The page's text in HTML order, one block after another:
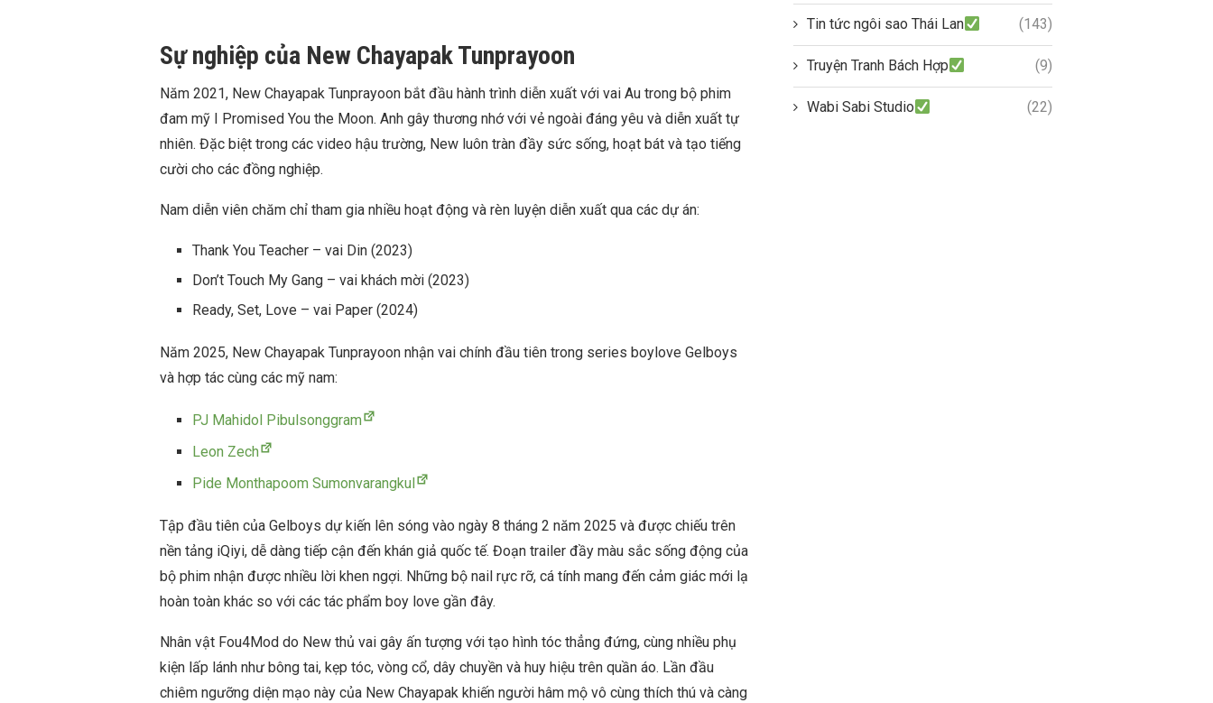
Sự nghiệp của New Chayapak Tunprayoon
Năm 2021, New Chayapak Tunprayoon bắt đầu hành trình diễn xuất với vai Au trong bộ phim
đam mỹ I Promised You the Moon. Anh gây thương nhớ với vẻ ngoài đáng yêu và diễn xuất tự
nhiên. Đặc biệt trong các video hậu trường, New luôn tràn đầy sức sống, hoạt bát và tạo tiếng
cười cho các đồng nghiệp.
Nam diễn viên chăm chỉ tham gia nhiều hoạt động và rèn luyện diễn xuất qua các dự án:
Thank You Teacher – vai Din (2023)
Don’t Touch My Gang – vai khách mời (2023)
Ready, Set, Love – vai Paper (2024)
Năm 2025, New Chayapak Tunprayoon nhận vai chính đầu tiên trong series boylove Gelboys
và hợp tác cùng các mỹ nam:
PJ Mahidol Pibulsonggram
Leon Zech
Pide Monthapoom Sumonvarangkul
Tập đầu tiên của Gelboys dự kiến lên sóng vào ngày 8 tháng 2 năm 2025 và được chiếu trên
nền tảng iQiyi, dễ dàng tiếp cận đến khán giả quốc tế. Đoạn trailer đầy màu sắc sống động của
bộ phim nhận được nhiều lời khen ngợi. Những bộ nail rực rỡ, cá tính mang đến cảm giác mới lạ
hoàn toàn khác so với các tác phẩm boy love gần đây.
Nhân vật Fou4Mod do New thủ vai gây ấn tượng với tạo hình tóc thẳng đứng, cùng nhiều phụ
kiện lấp lánh như bông tai, kẹp tóc, vòng cổ, dây chuyền và huy hiệu trên quần áo. Lần đầu
chiêm ngưỡng diện mạo này của New Chayapak khiến người hâm mộ vô cùng thích thú và càng
Tin tức ngôi sao Thái Lan (143)
Truyện Tranh Bách Hợp (9)
Wabi Sabi Studio (22)